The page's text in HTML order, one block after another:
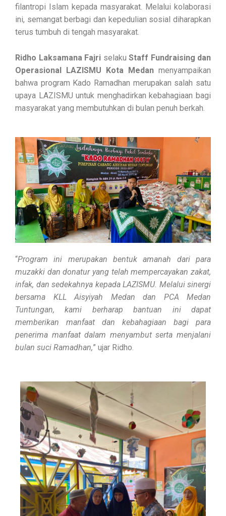
filantropi Islam kepada masyarakat. Melalui kolaborasi
ini, semangat berbagi dan kepedulian sosial diharapkan
terus tumbuh di tengah masyarakat.
Ridho Laksamana Fajri selaku Staff Fundraising dan
Operasional LAZISMU Kota Medan menyampaikan
bahwa program Kado Ramadhan merupakan salah satu
upaya LAZISMU untuk menghadirkan kebahagiaan bagi
masyarakat yang membutuhkan di bulan penuh berkah.
“Program ini merupakan bentuk amanah dari para
muzakki dan donatur yang telah mempercayakan zakat,
infak, dan sedekahnya kepada LAZISMU. Melalui sinergi
bersama KLL Aisyiyah Medan dan PCA Medan
Tuntungan, kami berharap bantuan ini dapat
memberikan manfaat dan kebahagiaan bagi para
penerima manfaat dalam menyambut serta menjalani
bulan suci Ramadhan,” ujar Ridho.